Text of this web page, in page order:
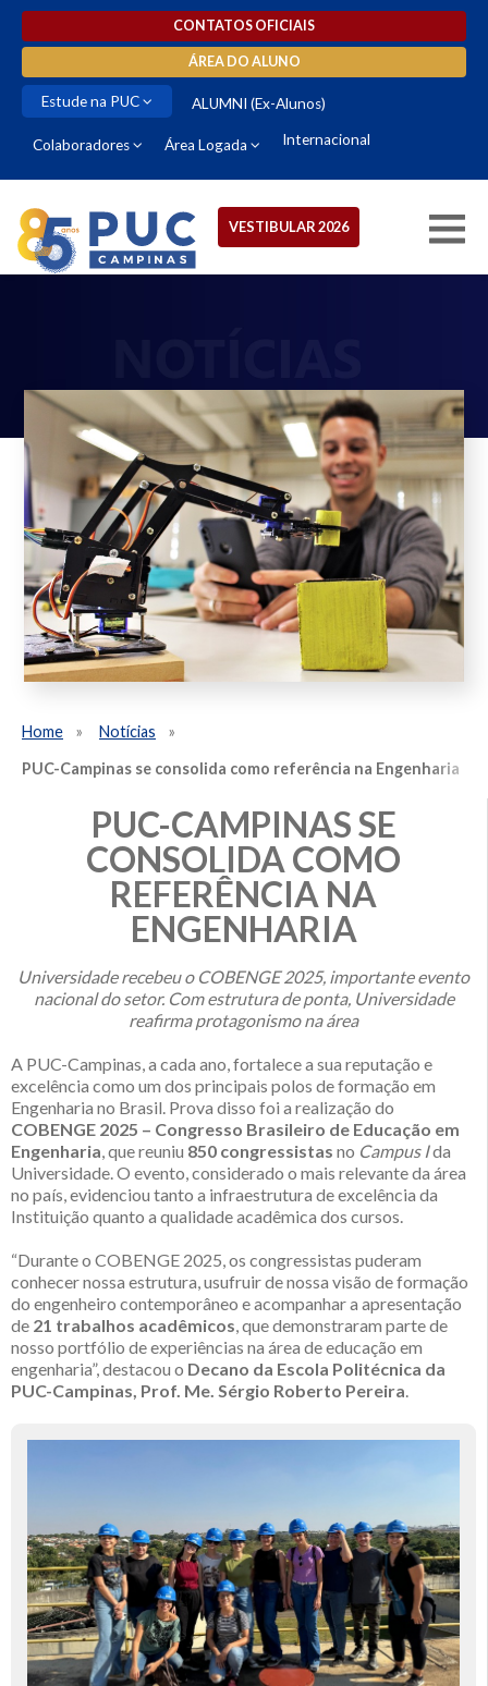
CONTATOS OFICIAIS
ÁREA DO ALUNO
Estude na PUC ALUMNI (Ex-Alunos)
Colaboradores Área Logada Internacional
VESTIBULAR 2026
Home
Notícias
PUC-Campinas se consolida como referência na Engenharia
PUC-CAMPINAS SE
CONSOLIDA COMO
REFERÊNCIA NA
ENGENHARIA
Universidade recebeu o COBENGE 2025, importante evento
nacional do setor. Com estrutura de ponta, Universidade
reafirma protagonismo na área
A PUC-Campinas, a cada ano, fortalece a sua reputação e
excelência como um dos principais polos de formação em
Engenharia no Brasil. Prova disso foi a realização do
COBENGE 2025 – Congresso Brasileiro de Educação em
Engenharia, que reuniu 850 congressistas no Campus Ida
Universidade. O evento, considerado o mais relevante da área
no país, evidenciou tanto a infraestrutura de excelência da
Instituição quanto a qualidade acadêmica dos cursos.
“Durante o COBENGE 2025, os congressistas puderam
conhecer nossa estrutura, usufruir de nossa visão de formação
do engenheiro contemporâneo e acompanhar a apresentação
de 21 trabalhos acadêmicos, que demonstraram parte de
nosso portfólio de experiências na área de educação em
engenharia”, destacou o Decano da Escola Politécnica da
PUC-Campinas, Prof. Me. Sérgio Roberto Pereira.